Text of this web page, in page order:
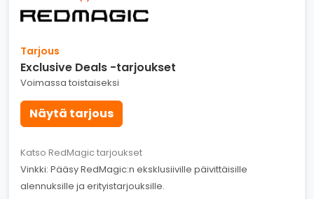
Tarjous
Exclusive Deals -tarjoukset
Voimassa toistaiseksi
Näytä tarjous
Katso RedMagic tarjoukset
Vinkki: Pääsy RedMagic:n eksklusiiville päivittäisille
alennuksille ja erityistarjouksille.